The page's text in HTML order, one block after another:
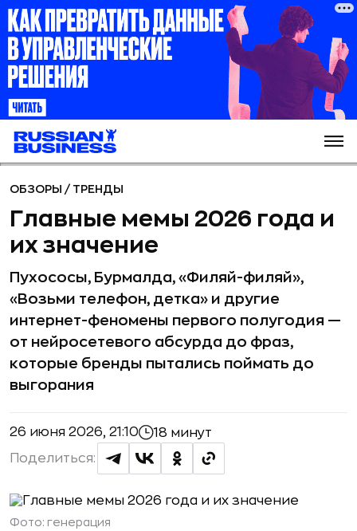
ОБЗОРЫ / ТРЕНДЫ
Главные мемы 2026 года и
их значение
Пухососы, Бурмалда, «Филяй-филяй»,
«Возьми телефон, детка» и другие
интернет-феномены первого полугодия —
от нейросетевого абсурда до фраз,
которые бренды пытались поймать до
выгорания
26 июня 2026, 21:10 18 минут
Поделиться:
Фото: генерация